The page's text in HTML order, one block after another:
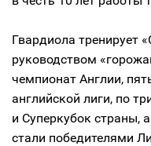
Гвардиола тренирует
руководством
чемпионат Англии,
английской лиги, по
и Суперкубок страны,
стали победителями